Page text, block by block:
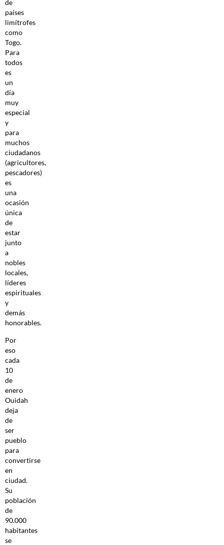
de
países
limítrofes
como
Togo.
Para
todos
es
un
día
muy
especial
y
para
muchos
ciudadanos
(agricultores,
pescadores)
es
una
ocasión
única
de
estar
junto
a
nobles
locales,
líderes
espirituales
y
demás
honorables.
Por
eso
cada
10
de
enero
Ouidah
deja
de
ser
pueblo
para
convertirse
en
ciudad.
Su
población
de
90.000
habitantes
se